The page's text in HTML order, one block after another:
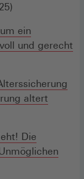
ein
und gerecht
altert
Die